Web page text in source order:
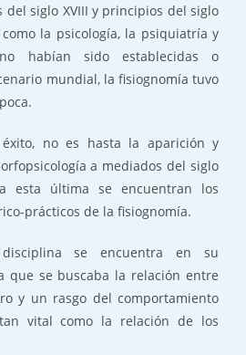
del siglo XVIII y principios del siglo
la psicología, la psiquiatría y
habían sido establecidas o
mundial, la fisiognomía tuvo
no es hasta la aparición y
a mediados del siglo
esta última se encuentran los
prácticos de la fisiognomía.
se encuentra en su
que se buscaba la relación entre
y un rasgo del comportamiento
vital como la relación de los